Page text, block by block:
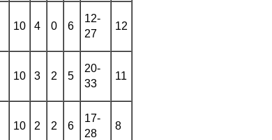
10 4 0 6
12­
27
12
10 3 2 5
20­
33
11
10 2 2 6
17­
28
8